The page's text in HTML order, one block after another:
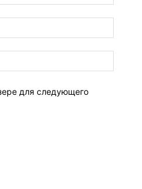
для следующего